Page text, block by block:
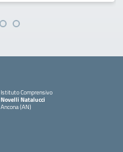
Istituto Comprensivo
Novelli Natalucci
Ancona (AN)